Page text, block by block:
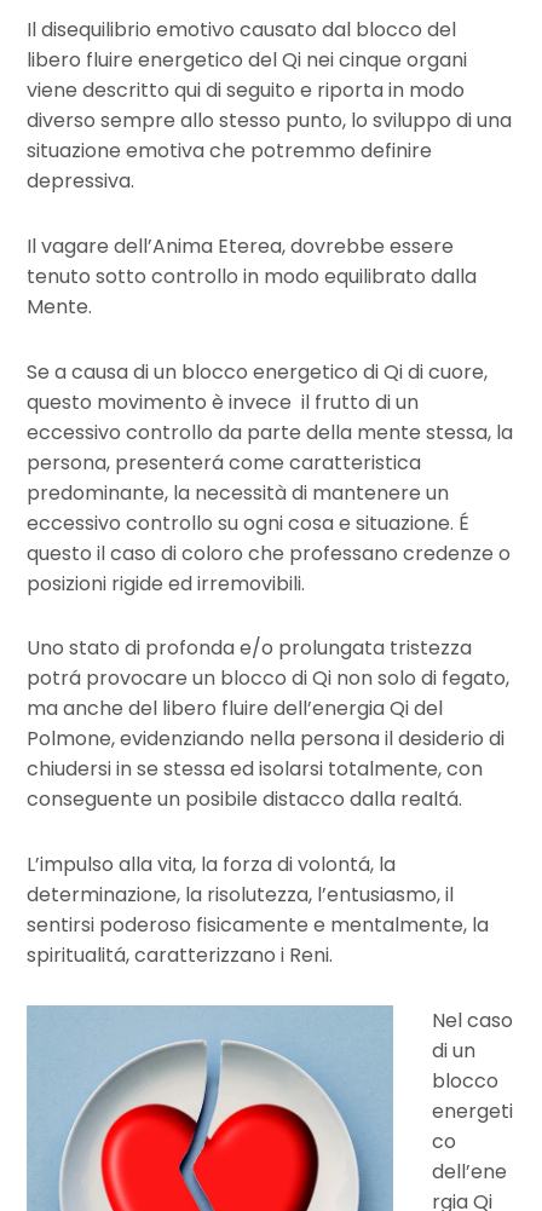
Il disequilibrio emotivo causato dal blocco del
libero fluire energetico del Qi nei cinque organi
viene descritto qui di seguito e riporta in modo
diverso sempre allo stesso punto, lo sviluppo di una
situazione emotiva che potremmo definire
depressiva.
Il vagare dell’Anima Eterea, dovrebbe essere
tenuto sotto controllo in modo equilibrato dalla
Mente.
Se a causa di un blocco energetico di Qi di cuore,
questo movimento è invece il frutto di un
eccessivo controllo da parte della mente stessa, la
persona, presenterá come caratteristica
predominante, la necessità di mantenere un
eccessivo controllo su ogni cosa e situazione. É
questo il caso di coloro che professano credenze o
posizioni rigide ed irremovibili.
Uno stato di profonda e/o prolungata tristezza
potrá provocare un blocco di Qi non solo di fegato,
ma anche del libero fluire dell’energia Qi del
Polmone, evidenziando nella persona il desiderio di
chiudersi in se stessa ed isolarsi totalmente, con
conseguente un posibile distacco dalla realtá.
L’impulso alla vita, la forza di volontá, la
determinazione, la risolutezza, l’entusiasmo, il
sentirsi poderoso fisicamente e mentalmente, la
spiritualitá, caratterizzano i Reni.
Nel caso
di un
blocco
energeti
co
dell’ene
rgia Qi